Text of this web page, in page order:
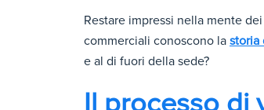
Restare impressi nella mente
commerciali conoscono la storia
e al di fuori della sede?